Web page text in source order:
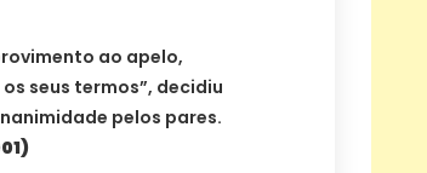
ao apelo,
seus termos”, decidiu
pelos pares.